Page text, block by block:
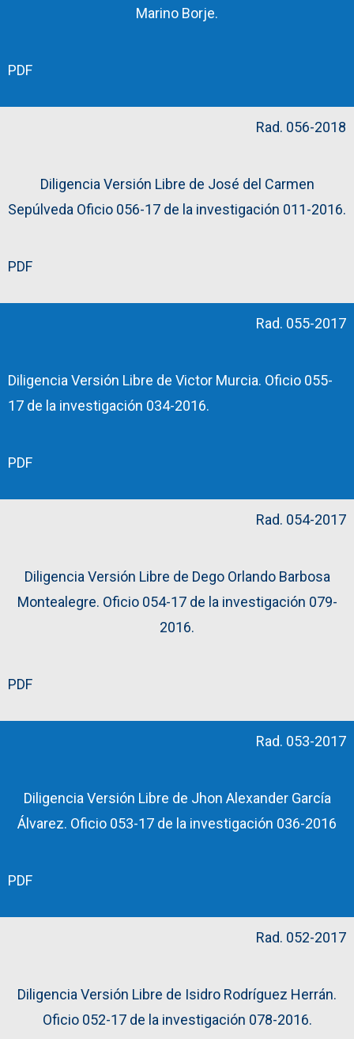
Marino Borje.
PDF
Rad. 056-2018
Diligencia Versión Libre de José del Carmen
Sepúlveda Oficio 056-17 de la investigación 011-2016.
PDF
Rad. 055-2017
Diligencia Versión Libre de Victor Murcia. Oficio 055-
17 de la investigación 034-2016.
PDF
Rad. 054-2017
Diligencia Versión Libre de Dego Orlando Barbosa
Montealegre. Oficio 054-17 de la investigación 079-
2016.
PDF
Rad. 053-2017
Diligencia Versión Libre de Jhon Alexander García
Álvarez. Oficio 053-17 de la investigación 036-2016
PDF
Rad. 052-2017
Diligencia Versión Libre de Isidro Rodríguez Herrán.
Oficio 052-17 de la investigación 078-2016.